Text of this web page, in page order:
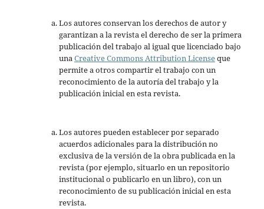
Los autores conservan los derechos de autor y
garantizan a la revista el derecho de ser la primera
publicación del trabajo al igual que licenciado bajo
unaCreative Commons Attribution Licenseque
permite a otros compartir el trabajo con un
reconocimiento de la autoría del trabajo y la
publicación inicial en esta revista.
Los autores pueden establecer por separado
acuerdos adicionales para la distribución no
exclusiva de la versión de la obra publicada en la
revista (por ejemplo, situarlo en un repositorio
institucional o publicarlo en un libro), con un
reconocimiento de su publicación inicial en esta
revista.